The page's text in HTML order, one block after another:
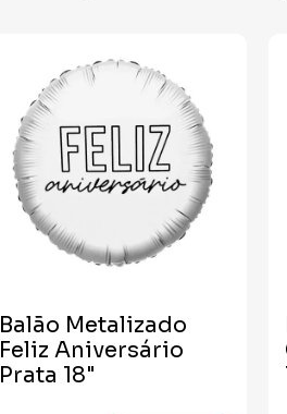
Balão Metalizado
Feliz Aniversário
Prata 18"